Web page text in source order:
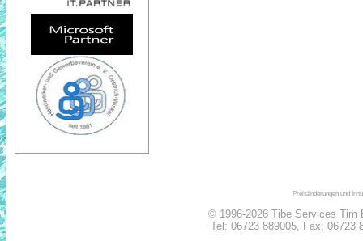
Preisänderungen und
© 1996-2026 Tibe Services Tim
Tel: 06723 889005, Fax: 06723